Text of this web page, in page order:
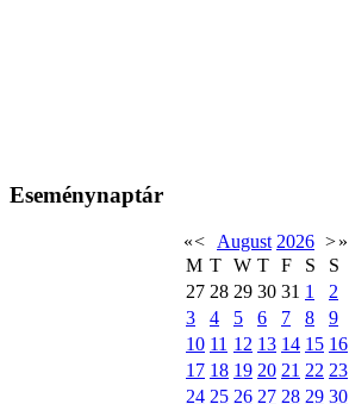
Eseménynaptár
«< August 2026 >»
M T W T F S
S
27 28 29 30 31 1
2
3
4 5 6 7 8
9
10 11 12 13 14 15 16
17 18 19 20 21 22 23
24 25 26 27 28 29 30